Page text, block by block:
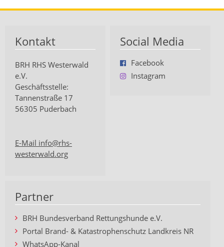
Kontakt
BRH RHS Westerwald
e.V.
Geschäftsstelle:
Tannenstraße 17
56305 Puderbach
E-Mail info@rhs-
westerwald.org
Social Media
Facebook
Instagram
Partner
BRH Bundesverband Rettungshunde e.V.
Portal Brand- & Katastrophenschutz Landkreis NR
WhatsApp-Kanal